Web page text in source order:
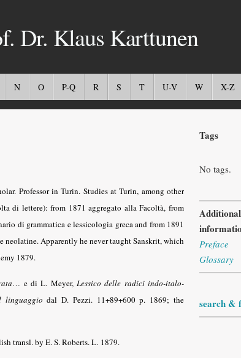
Dr. Klaus Karttunen
N O P-Q R S T U-V W X-Z
Professor in Turin. Studies at Turin, among other
di lettere): from 1871 aggregato alla Facoltà, from
di grammatica e lessicologia greca and from 1891
neolatine. Apparently he never taught Sanskrit, which
1879.
… e di L. Meyer,Lessico delle radici indo-italo-
linguaggio dal D. Pezzi. 11+89+600 p. 1869; the
transl. by E. S. Roberts. L. 1879.
Tags
No tags.
Preface
Glossary
search &